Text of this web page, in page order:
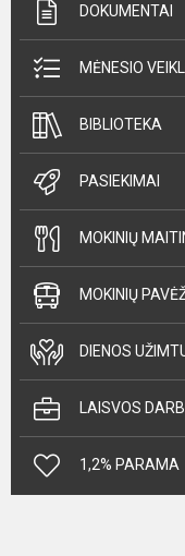
DOKUMENTAI
MĖNESIO
BIBLIOTEKA
PASIEKIMAI
MOKINIŲ
MOKINIŲ
DIENOS
LAISVOS
1,2% PARAMA